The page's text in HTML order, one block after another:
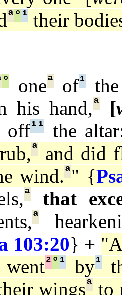
ª° ¹ their
° oneªof¹
his hand,ª [
off¹ ¹
the
ª
and did
wind.ª" {
ª
that
ª
103:20} +
went²° ¹ by¹
wingsª to